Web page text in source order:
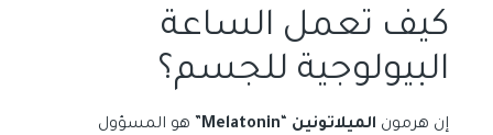
كيف تعمل الساعة
البيولوجية للجسم؟
إن هرمون الميلاتونين Melatonin” هو المسؤول